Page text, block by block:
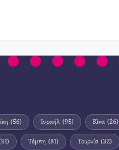
(56) Ισραήλ (95) Κίνα (26)
Τέμπη (81) Τουρκία (32)